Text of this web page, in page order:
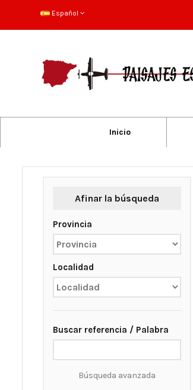
Español
Inicio
Afinar la búsqueda
Provincia
Localidad
Buscar referencia / Palabra
Búsqueda avanzada